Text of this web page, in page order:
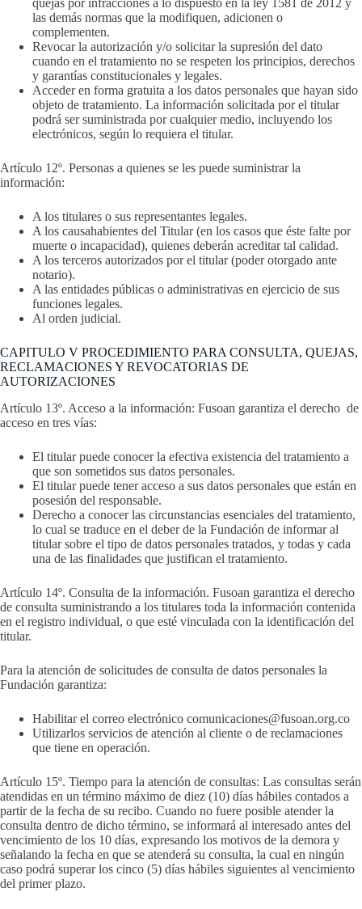
quejas por infracciones a lo dispuesto en la ley 1581 de 2012 y
las demás normas que la modifiquen, adicionen o
complementen.
Revocar la autorización y/o solicitar la supresión del dato
cuando en el tratamiento no se respeten los principios, derechos
y garantías constitucionales y legales.
Acceder en forma gratuita a los datos personales que hayan sido
objeto de tratamiento. La información solicitada por el titular
podrá ser suministrada por cualquier medio, incluyendo los
electrónicos, según lo requiera el titular.
Artículo 12º. Personas a quienes se les puede suministrar la
información:
A los titulares o sus representantes legales.
A los causahabientes del Titular (en los casos que éste falte por
muerte o incapacidad), quienes deberán acreditar tal calidad.
A los terceros autorizados por el titular (poder otorgado ante
notario).
A las entidades públicas o administrativas en ejercicio de sus
funciones legales.
Al orden judicial.
CAPITULO V PROCEDIMIENTO PARA CONSULTA, QUEJAS,
RECLAMACIONES Y REVOCATORIAS DE
AUTORIZACIONES
Artículo 13º. Acceso a la información: Fusoan garantiza el derecho de
acceso en tres vías:
El titular puede conocer la efectiva existencia del tratamiento a
que son sometidos sus datos personales.
El titular puede tener acceso a sus datos personales que están en
posesión del responsable.
Derecho a conocer las circunstancias esenciales del tratamiento,
lo cual se traduce en el deber de la Fundación de informar al
titular sobre el tipo de datos personales tratados, y todas y cada
una de las finalidades que justifican el tratamiento.
Artículo 14º. Consulta de la información. Fusoan garantiza el derecho
de consulta suministrando a los titulares toda la información contenida
en el registro individual, o que esté vinculada con la identificación del
titular.
Para la atención de solicitudes de consulta de datos personales la
Fundación garantiza:
Habilitar el correo electrónico comunicaciones@fusoan.org.co
Utilizarlos servicios de atención al cliente o de reclamaciones
que tiene en operación.
Artículo 15º. Tiempo para la atención de consultas: Las consultas serán
atendidas en un término máximo de diez (10) días hábiles contados a
partir de la fecha de su recibo. Cuando no fuere posible atender la
consulta dentro de dicho término, se informará al interesado antes del
vencimiento de los 10 días, expresando los motivos de la demora y
señalando la fecha en que se atenderá su consulta, la cual en ningún
caso podrá superar los cinco (5) días hábiles siguientes al vencimiento
del primer plazo.